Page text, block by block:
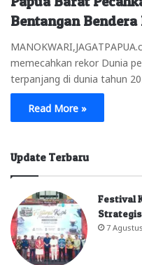
Bentangan
memecahkan rekor Dunia
terpanjang di dunia tahun
Read More »
Update Terbaru
Festival
7